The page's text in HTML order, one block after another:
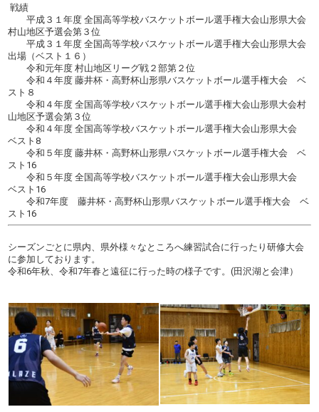
戦績
平成３１年度 全国高等学校バスケットボール選手権大会山形県大会
村山地区予選会第３位
平成３１年度 全国高等学校バスケットボール選手権大会山形県大会
出場（ベスト１６）
令和元年度 村山地区リーグ戦２部第２位
令和４年度 藤井杯・高野杯山形県バスケットボール選手権大会 ベ
スト８
令和４年度 全国高等学校バスケットボール選手権大会山形県大会村
山地区予選会第３位
令和４年度 全国高等学校バスケットボール選手権大会山形県大会
ベスト8
令和５年度 藤井杯・高野杯山形県バスケットボール選手権大会 ベ
スト16
令和５年度 全国高等学校バスケットボール選手権大会山形県大会
ベスト16
令和7年度 藤井杯・高野杯山形県バスケットボール選手権大会 ベ
スト16
シーズンごとに県内、県外様々なところへ練習試合に行ったり研修大会
に参加しております。
令和6年秋、令和7年春と遠征に行った時の様子です。(田沢湖と会津）